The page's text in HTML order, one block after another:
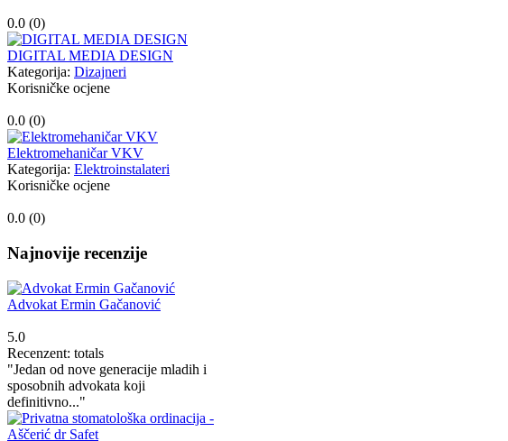
0.0 (0)
DIGITAL MEDIA DESIGN
Kategorija: Dizajneri
Korisničke ocjene
0.0 (0)
Elektromehaničar VKV
Kategorija: Elektroinstalateri
Korisničke ocjene
0.0 (0)
Najnovije recenzije
Advokat Ermin Gačanović
5.0
Recenzent: totals
"Jedan od nove generacije mladih i
sposobnih advokata koji
definitivno..."